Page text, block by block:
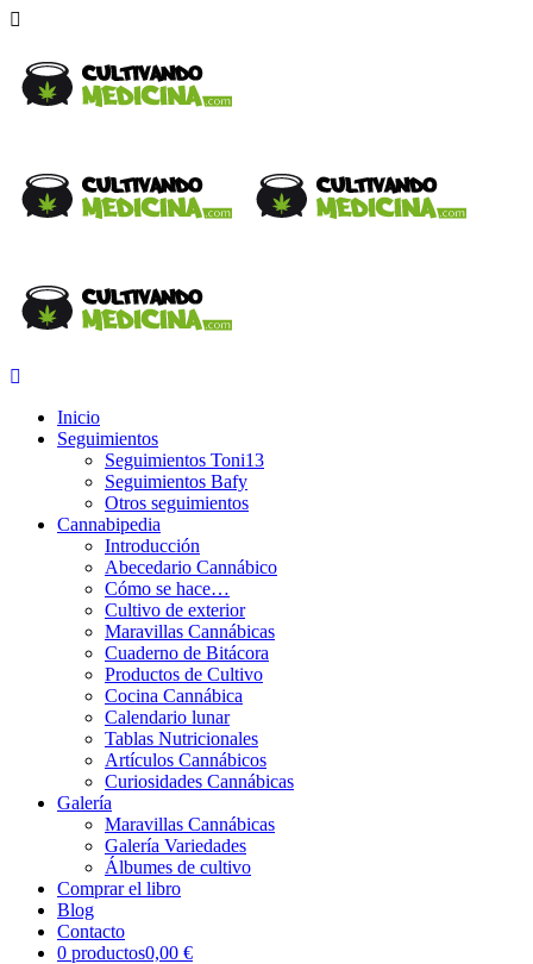
Inicio
Seguimientos
Seguimientos Toni13
Seguimientos Bafy
Otros seguimientos
Cannabipedia
Introducción
Abecedario Cannábico
Cómo se hace…
Cultivo de exterior
Maravillas Cannábicas
Cuaderno de Bitácora
Productos de Cultivo
Cocina Cannábica
Calendario lunar
Tablas Nutricionales
Artículos Cannábicos
Curiosidades Cannábicas
Galería
Maravillas Cannábicas
Galería Variedades
Álbumes de cultivo
Comprar el libro
Blog
Contacto
0 productos0,00 €